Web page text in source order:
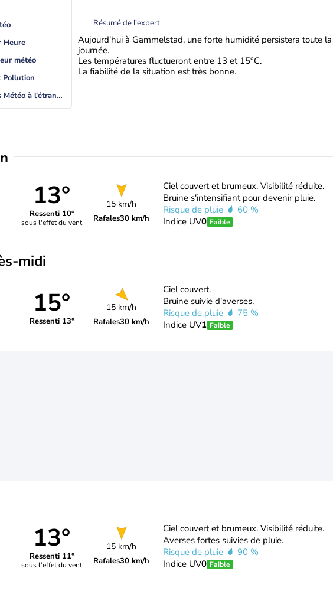
Heure
météo
Pollution
Actualités Météo à l'étranger
Résumé de l’expert
Aujourd'hui à Gammelstad, une forte humidité persistera toute la
journée.
Les températures fluctueront entre 13 et 15°C.
La fiabilité de la situation est très bonne.
13°
Ressenti 10°
sous l'effet du vent
15 km/h
Rafales30 km/h
Ciel couvert et brumeux. Visibilité réduite.
Bruine s'intensifiant pour devenir pluie.
Risque de pluie
60 %
Indice UV0 Faible
midi
15°
Ressenti 13°
15 km/h
Rafales30 km/h
Ciel couvert.
Bruine suivie d'averses.
Risque de pluie
75 %
Indice UV1 Faible
13°
Ressenti 11°
sous l'effet du vent
15 km/h
Rafales30 km/h
Ciel couvert et brumeux. Visibilité réduite.
Averses fortes suivies de pluie.
Risque de pluie
90 %
Indice UV0 Faible